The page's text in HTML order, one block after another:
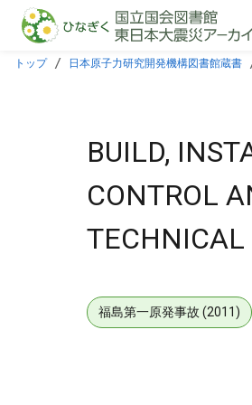
本文に飛ぶ
トップ 日本原子力研究開発機構図書館蔵書
BUILD,
CONTROL
TECHNICAL
福島第一原発事故 (2011)